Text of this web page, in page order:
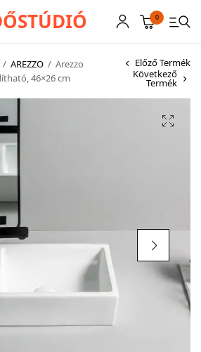
0
/ AREZZO / Arezzo
46×26 cm
Előző Termék
Következő
Termék
KÉPEKBEN